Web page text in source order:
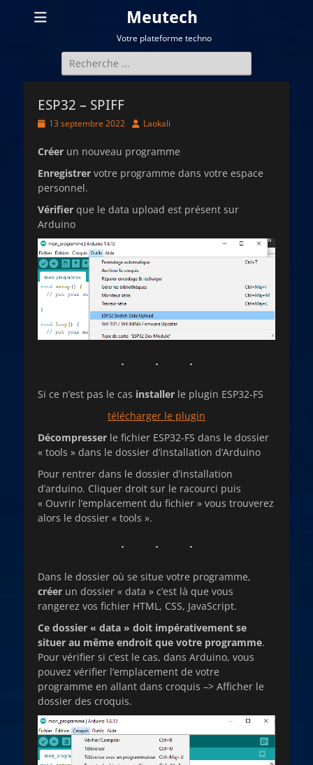
Meutech
Votre plateforme techno
Rechercher :
ESP32 – SPIFF
Posted13 septembre 2022 AuthorLaokali
Créer un nouveau programme
Enregistrer votre programme dans votre espace
personnel.
Vérifier que le data upload est présent sur
Arduino
Si ce n’est pas le cas installer le plugin ESP32-FS
télécharger le plugin
Décompresser le fichier ESP32-FS dans le dossier
« tools » dans le dossier d’installation d’Arduino
Pour rentrer dans le dossier d’installation
d’arduino. Cliquer droit sur le racourci puis
« Ouvrir l’emplacement du fichier » vous trouverez
alors le dossier « tools ».
Dans le dossier où se situe votre programme,
créer un dossier « data » c’est là que vous
rangerez vos fichier HTML, CSS, JavaScript.
Ce dossier « data » doit impérativement se
situer au même endroit que votre programme.
Pour vérifier si c’est le cas, dans Arduino, vous
pouvez vérifier l’emplacement de votre
programme en allant dans croquis –> Afficher le
dossier des croquis.